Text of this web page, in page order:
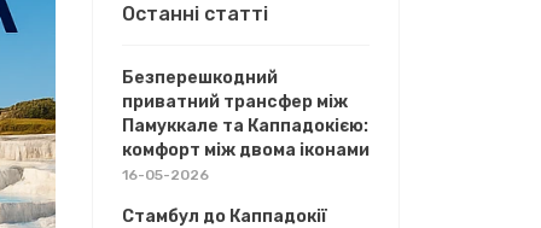
Останні статті
Безперешкодний
приватний трансфер між
Памуккале та Каппадокією:
комфорт між двома іконами
16-05-2026
Стамбул до Каппадокії